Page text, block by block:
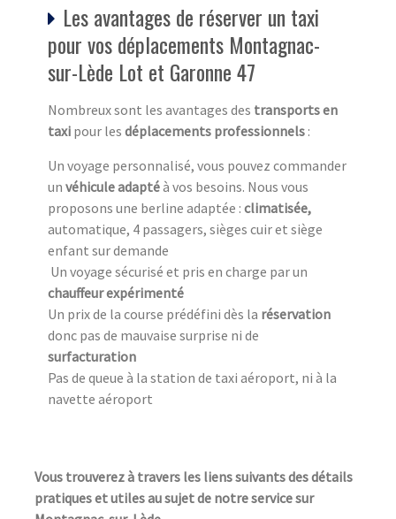
Les avantages de réserver un taxi
pour vos déplacements Montagnac-
sur-Lède Lot et Garonne 47
Nombreux sont les avantages des transports en
taxi pour les déplacements professionnels :
Un voyage personnalisé, vous pouvez commander
un véhicule adaptéà vos besoins. Nous vous
proposons une berline adaptée : climatisée,
automatique, 4 passagers, sièges cuir et siège
enfant sur demande
Un voyage sécurisé et pris en charge par un
chauffeur expérimenté
Un prix de la course prédéfini dès la réservation
donc pas de mauvaise surprise ni de
surfacturation
Pas de queue à la station de taxi aéroport, ni à la
navette aéroport
Vous trouverez à travers les liens suivants des détails
pratiques et utiles au sujet de notre service sur